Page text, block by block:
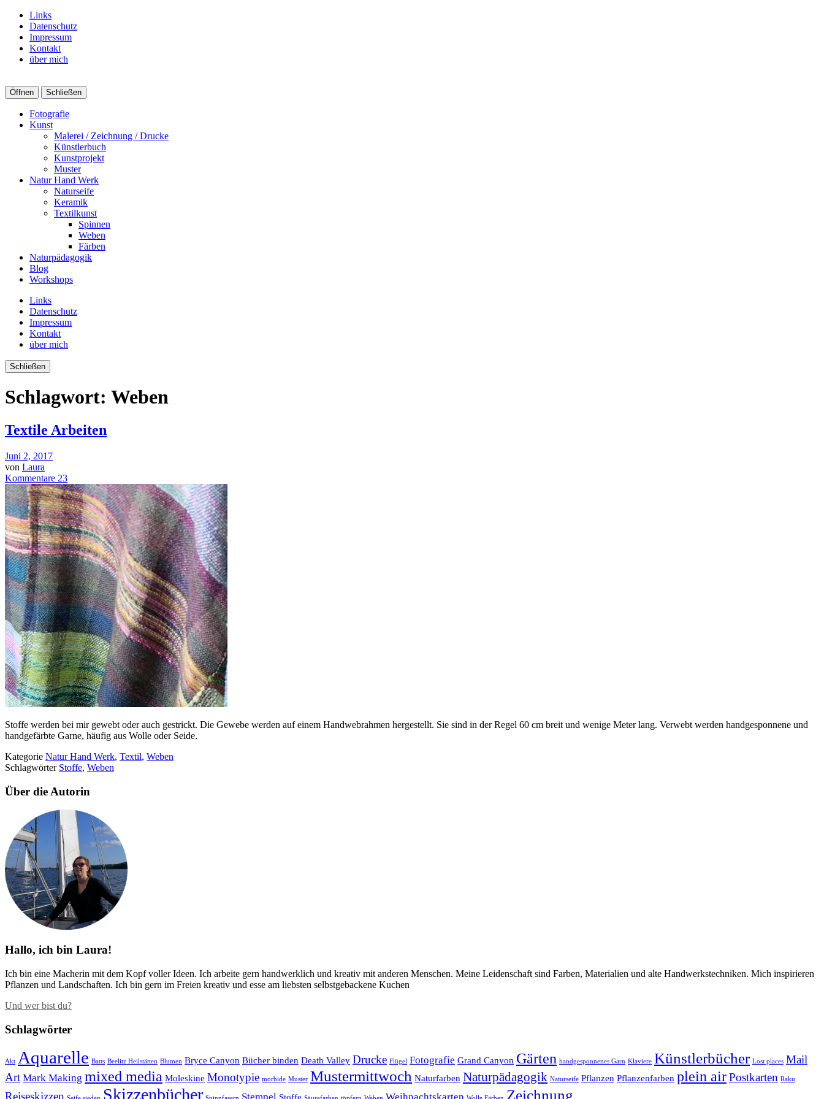
Links
Datenschutz
Impressum
Kontakt
über mich
Öffnen Schließen
Fotografie
Kunst
Malerei / Zeichnung / Drucke
Künstlerbuch
Kunstprojekt
Muster
Natur Hand Werk
Naturseife
Keramik
Textilkunst
Spinnen
Weben
Färben
Naturpädagogik
Blog
Workshops
Links
Datenschutz
Impressum
Kontakt
über mich
Schließen
Schlagwort: Weben
Textile Arbeiten
Juni 2, 2017
von Laura
Kommentare 23
Stoffe werden bei mir gewebt oder auch gestrickt. Die Gewebe werden auf einem Handwebrahmen hergestellt. Sie sind in der Regel 60 cm breit und wenige Meter lang. Verwebt werden handgesponnene und
handgefärbte Garne, häufig aus Wolle oder Seide.
Kategorie Natur Hand Werk, Textil, Weben
Schlagwörter Stoffe, Weben
Über die Autorin
Hallo, ich bin Laura!
Ich bin eine Macherin mit dem Kopf voller Ideen. Ich arbeite gern handwerklich und kreativ mit anderen Menschen. Meine Leidenschaft sind Farben, Materialien und alte Handwerkstechniken. Mich inspirieren
Pflanzen und Landschaften. Ich bin gern im Freien kreativ und esse am liebsten selbstgebackene Kuchen
Und wer bist du?
Schlagwörter
Akt Aquarelle Batts Beelitz Heilstätten Blumen Bryce Canyon Bücher binden Death Valley Drucke Flügel Fotografie Grand Canyon Gärten handgesponnenes Garn Klaviere Künstlerbücher Lost places Mail
Art Mark Making mixed media Moleskine Monotypie morbide Muster Mustermittwoch Naturfarben Naturpädagogik Naturseife Pflanzen Pflanzenfarben plein airPostkarten Raku
Skizzenbücher Zeichnung